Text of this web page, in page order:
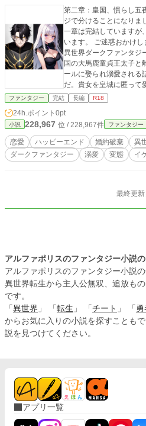
第二章：皇国、慣らし五夜 第一章毎に一冊ずつというイ
ジで分けることになりま
一章は完結していますが
います。 ご迷惑おかけします。 R18設定の世界
異世界ダークファンタジ
国の大馬鹿童貞王太子と
ールに娶られ溺愛される
だ。貴女を皇城に匿っ
で彼女を待っていたのは
男性により身体を慣らす儀式だった。
る世界。 ルドアニア皇国
国、魅惑の国アクアビア
市。 この7つの国からな
う、『不本意すぎる世界、』と。 互いの国
協力関係にはなく、女を
に優遇されたような世
少女が記憶を失った事
こにR18能力や設定、
国、離縁篇』完結済、第
設定基盤で進む物語で約
に、キャラが多いです。
殊性癖を持っていたり、
備が出来ました方から。
ってらっしゃいませ！ ・宰相セドリックをストーリーにした
『白猫セシルは堕天使な
『不本意すぎるこの世界で』と
ファンタジー 完結 長編 R18
24h.ポイント 0pt
小説 228,967 位 / 228,967件 ファンタジー
恋愛 ハッピーエンド 婚約破棄 異
ダークファンタジー
溺愛 変態 イ
最終更
アルファポリスのファンタジー小説
アルファポリスのファンタジー小説の
異世界転生から主人公無双、追放も
です。
「 異世界 」 「 転生 」 「 チート 」 「
からお気に入りの小説を探すことも
説を見つけてください。
アプリ一覧